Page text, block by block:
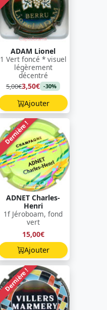
ADAM Lionel
1 Vert foncé * visuel
légèrement
décentré
5,00€3,50€ -30%
Ajouter
Dernière !
ADNET Charles-
Henri
1f Jéroboam, fond
vert
15,00€
Ajouter
Dernière !